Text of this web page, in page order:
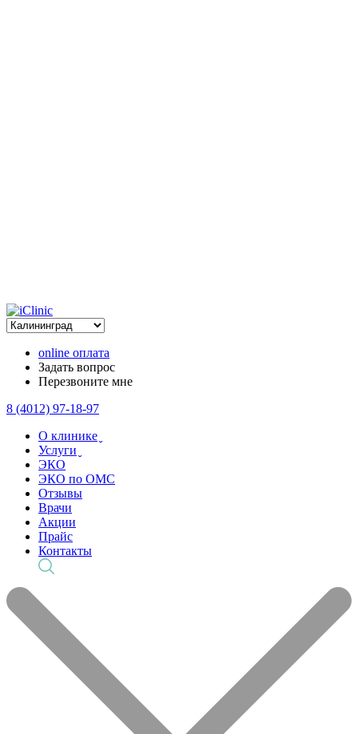
online оплата
Задать вопрос
Перезвоните мне
8 (4012) 97-18-97
О клинике ̬
Услуги ̬
ЭКО
ЭКО по ОМС
Отзывы
Врачи
Акции
Прайс
Контакты